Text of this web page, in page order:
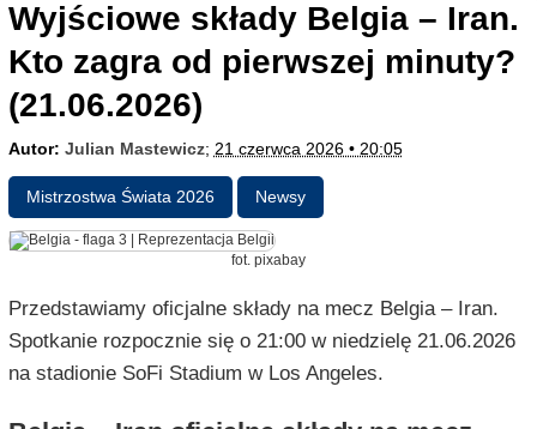
Wyjściowe składy Belgia – Iran.
Kto zagra od pierwszej minuty?
(21.06.2026)
Autor: Julian Mastewicz; 21 czerwca 2026 • 20:05
Mistrzostwa Świata 2026 Newsy
fot. pixabay
Przedstawiamy oficjalne składy na mecz Belgia – Iran.
Spotkanie rozpocznie się o 21:00 w niedzielę 21.06.2026
na stadionie SoFi Stadium w Los Angeles.